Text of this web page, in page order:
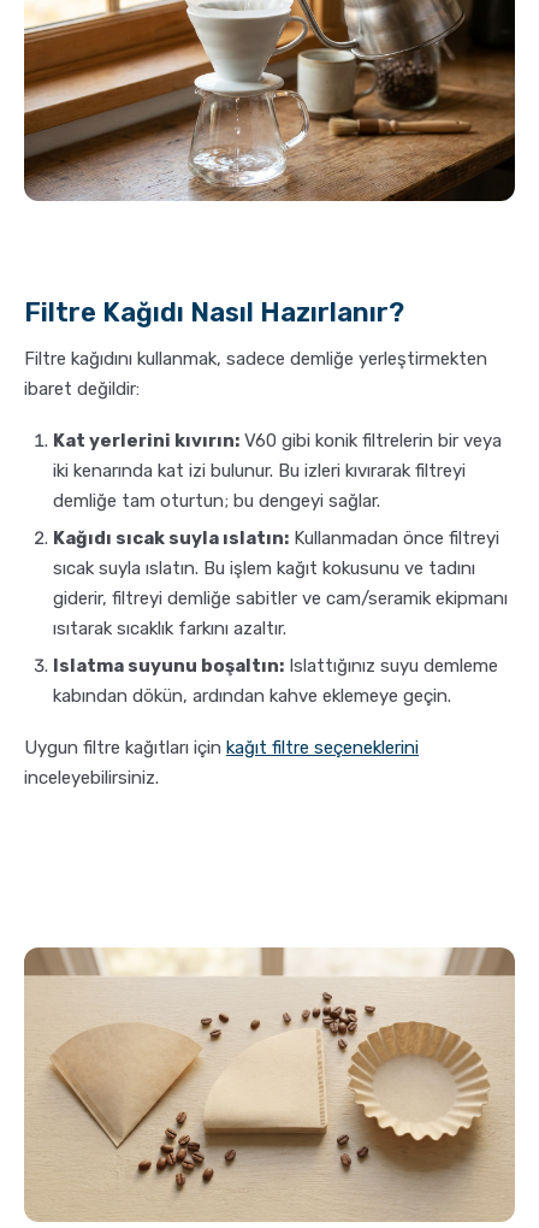
Filtre Kağıdı Nasıl Hazırlanır?
Filtre kağıdını kullanmak, sadece demliğe yerleştirmekten
ibaret değildir:
Kat yerlerini kıvırın: V60 gibi konik filtrelerin bir veya
iki kenarında kat izi bulunur. Bu izleri kıvırarak filtreyi
demliğe tam oturtun; bu dengeyi sağlar.
Kağıdı sıcak suyla ıslatın: Kullanmadan önce filtreyi
sıcak suyla ıslatın. Bu işlem kağıt kokusunu ve tadını
giderir, filtreyi demliğe sabitler ve cam/seramik ekipmanı
ısıtarak sıcaklık farkını azaltır.
Islatma suyunu boşaltın: Islattığınız suyu demleme
kabından dökün, ardından kahve eklemeye geçin.
Uygun filtre kağıtları için kağıt filtre seçeneklerini
inceleyebilirsiniz.